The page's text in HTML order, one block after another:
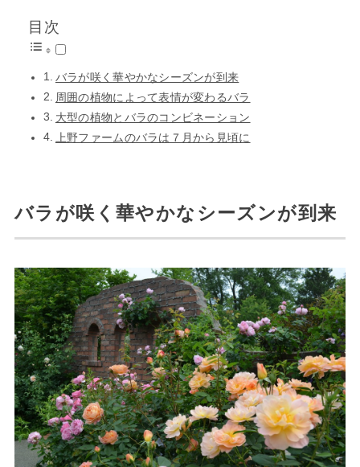
目次
バラが咲く華やかなシーズンが到来
周囲の植物によって表情が変わるバラ
大型の植物とバラのコンビネーション
上野ファームのバラは７月から見頃に
バラが咲く華やかなシーズンが到来